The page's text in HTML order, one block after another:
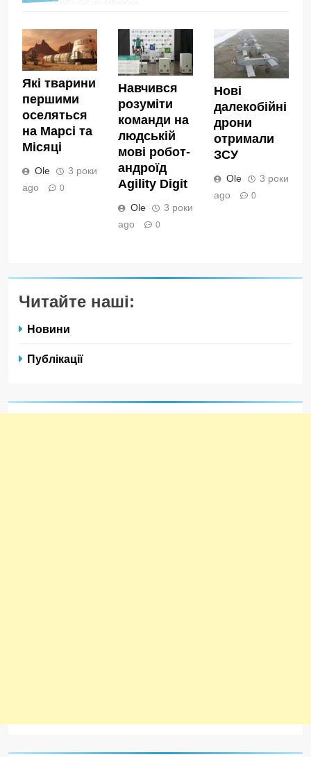
Які тварини
першими
оселяться
на Марсі та
Місяці
Ole
3 роки
ago
0
Навчився
розуміти
команди на
людській
мові робот-
андроїд
Agility Digit
Ole
3 роки
ago
0
Нові
далекобійні
дрони
отримали
ЗСУ
Ole
3 роки
ago
0
Читайте наші:
Новини
Публікації